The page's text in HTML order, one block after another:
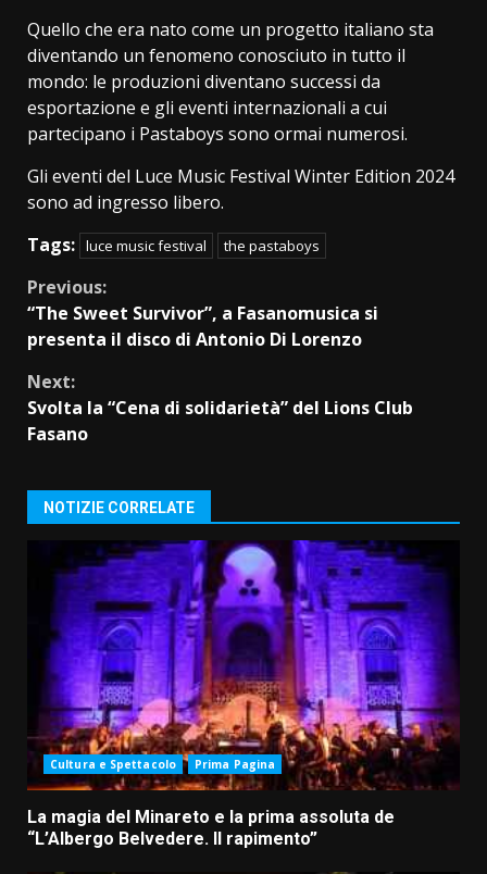
Quello che era nato come un progetto italiano sta
diventando un fenomeno conosciuto in tutto il
mondo: le produzioni diventano successi da
esportazione e gli eventi internazionali a cui
partecipano i Pastaboys sono ormai numerosi.
Gli eventi del Luce Music Festival Winter Edition 2024
sono ad ingresso libero.
Tags: luce music festival the pastaboys
Continue
Reading
Previous:
“The Sweet Survivor”, a Fasanomusica si
presenta il disco di Antonio Di Lorenzo
Next:
Svolta la “Cena di solidarietà” del Lions Club
Fasano
NOTIZIE CORRELATE
Cultura e Spettacolo Prima Pagina
La magia del Minareto e la prima assoluta de
“L’Albergo Belvedere. Il rapimento”